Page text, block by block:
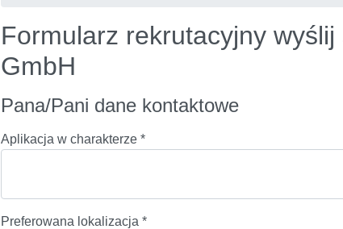
Formularz rekrutacyjny
GmbH
Pana/Pani dane kontaktowe
Aplikacja w charakterze *
Preferowana lokalizacja *